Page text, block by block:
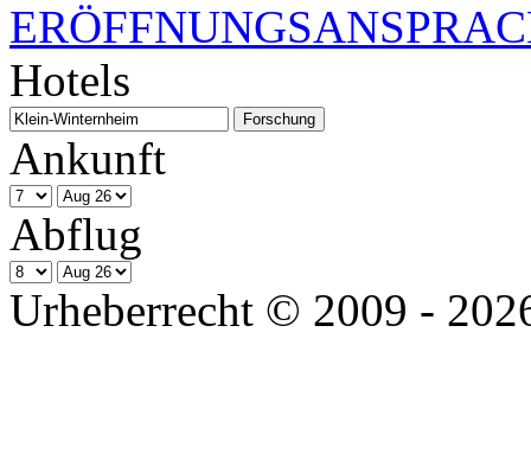
Hotels
Ankunft
Abflug
Urheberrecht © 2009 -